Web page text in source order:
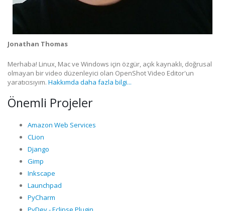
Jonathan Thomas
Merhaba! Linux, Mac ve Windows için özgür, açık kaynaklı, doğrusal
olmayan bir video düzenleyici olan OpenShot Video Editor'un
yaratıcısıyım. Hakkımda daha fazla bilgi...
Önemli Projeler
Amazon Web Services
CLion
Django
Gimp
Inkscape
Launchpad
PyCharm